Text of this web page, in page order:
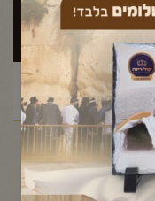
,יום הכיפורים/הוראת
ספטמבר 22, 2023